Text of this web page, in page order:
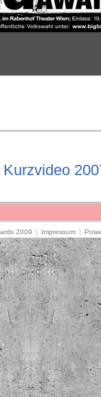
Kurzvideo
2009 | Impressum |